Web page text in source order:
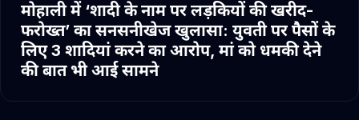
मोहाली में ‘शादी के नाम पर लड़कियों की खरीद-
फरोख्त’ का सनसनीखेज खुलासा: युवती पर पैसों के
लिए 3 शादियां करने का आरोप, मां को धमकी देने
की बात भी आई सामने